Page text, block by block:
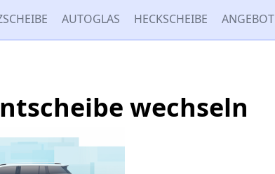
AUTOGLAS HECKSCHEIBE ANGEBOT
wechseln